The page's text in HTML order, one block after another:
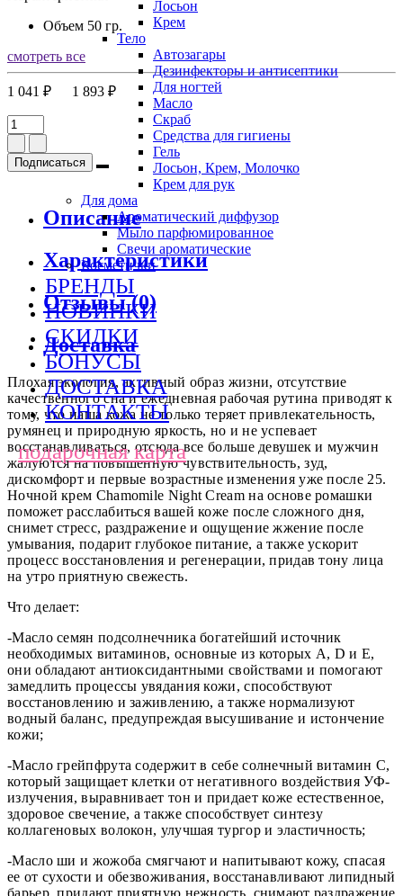
Лосьон
Крем
Тело
Автозагары
Дезинфекторы и антисептики
Для ногтей
Масло
Скраб
Средства для гигиены
Гель
Лосьон, Крем, Молочко
Крем для рук
Для дома
Ароматический диффузор
Мыло парфюмированное
Свечи ароматические
Косметички
БРЕНДЫ
НОВИНКИ
СКИДКИ
БОНУСЫ
ДОСТАВКА
КОНТАКТЫ
подарочная карта
Объем 50 гр.
смотреть все
1 041 ₽ 1 893 ₽
Подписаться
Описание
Характеристики
Отзывы (0)
Доставка
Плохая экология, активный образ жизни, отсутствие
качественного сна и ежедневная рабочая рутина приводят к
тому, что наша кожа не только теряет привлекательность,
румянец и природную яркость, но и не успевает
восстанавливаться, отсюда все больше девушек и мужчин
жалуются на повышенную чувствительность, зуд,
дискомфорт и первые возрастные изменения уже после 25.
Ночной крем Chamomile Night Cream на основе ромашки
поможет расслабиться вашей коже после сложного дня,
снимет стресс, раздражение и ощущение жжение после
умывания, подарит глубокое питание, а также ускорит
процесс восстановления и регенерации, придав тону лица
на утро приятную свежесть.
Что делает:
-Масло семян подсолнечника богатейший источник
необходимых витаминов, основные из которых A, D и Е,
они обладают антиоксидантными свойствами и помогают
замедлить процессы увядания кожи, способствуют
восстановлению и заживлению, а также нормализуют
водный баланс, предупреждая высушивание и истончение
кожи;
-Масло грейпфрута содержит в себе солнечный витамин С,
который защищает клетки от негативного воздействия УФ-
излучения, выравнивает тон и придает коже естественное,
здоровое свечение, а также способствует синтезу
коллагеновых волокон, улучшая тургор и эластичность;
-Масло ши и жожоба смягчают и напитывают кожу, спасая
ее от сухости и обезвоживания, восстанавливают липидный